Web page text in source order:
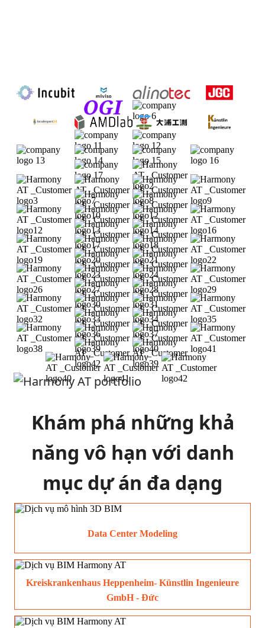
Khám phá những khả
năng vô hạn với danh
mục dự án đa dạng
của chúng tôi.
Data Center Modeling
Kreiskrankenhaus Heppenheim- Künstlin Ingenieure
GmbH - Đức